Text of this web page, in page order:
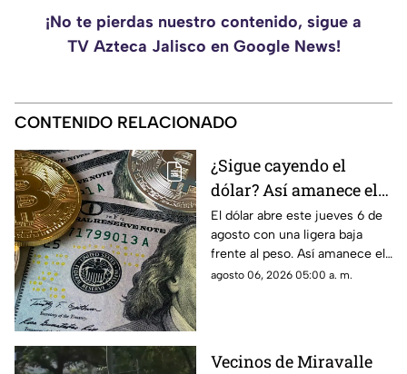
¡No te pierdas nuestro contenido, sigue a
TV Azteca Jalisco en Google News!
CONTENIDO RELACIONADO
¿Sigue cayendo el
dólar? Así amanece el
precio en Guadalajara
este 6 de agosto
El dólar abre este jueves 6 de
agosto con una ligera baja
frente al peso. Así amanece el
tipo de cambio en Guadalajara
agosto 06, 2026 05:00 a. m.
Vecinos de Miravalle